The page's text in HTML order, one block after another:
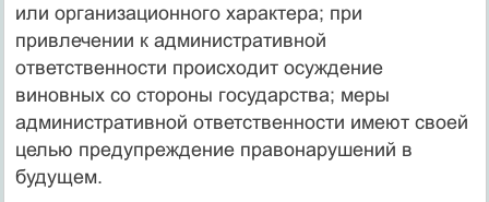
или организационного характера; при
привлечении к административной
ответственности происходит осуждение
виновных со стороны государства; меры
административной ответственности имеют своей
целью предупреждение правонарушений в
будущем.